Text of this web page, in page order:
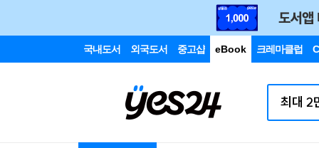
국내도서 외국도서 중고샵 eBook 크레마클럽